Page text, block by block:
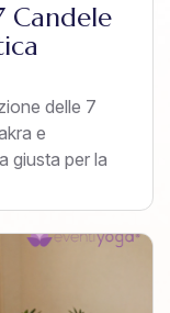
Candele
delle 7
e
giusta per la